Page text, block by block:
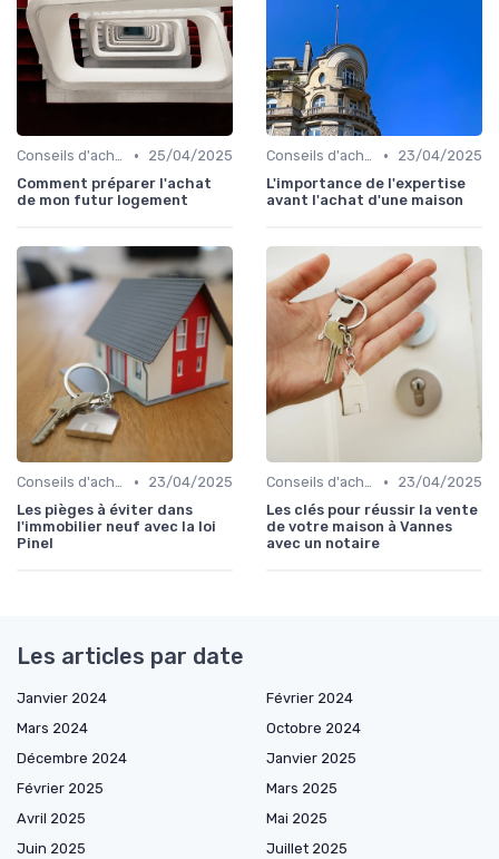
Conseils d'achat immobilier •
25/04/2025
Comment préparer l'achat
de mon futur logement
Conseils d'achat immobilier •
23/04/2025
L'importance de l'expertise
avant l'achat d'une maison
Conseils d'achat immobilier •
23/04/2025
Les pièges à éviter dans
l'immobilier neuf avec la loi
Pinel
Conseils d'achat immobilier •
23/04/2025
Les clés pour réussir la vente
de votre maison à Vannes
avec un notaire
Les articles par date
Janvier 2024
Février 2024
Mars 2024
Octobre 2024
Décembre 2024
Janvier 2025
Février 2025
Mars 2025
Avril 2025
Mai 2025
Juin 2025
Juillet 2025